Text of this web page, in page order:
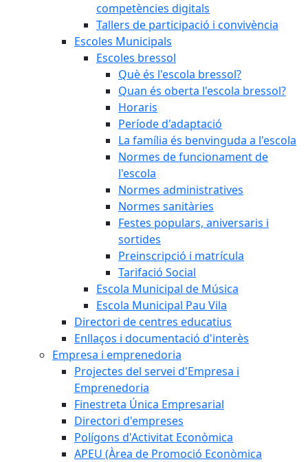
competències digitals
Tallers de participació i convivència
Escoles Municipals
Escoles bressol
Què és l'escola bressol?
Quan és oberta l'escola bressol?
Horaris
Període d'adaptació
La família és benvinguda a l'escola
Normes de funcionament de
l'escola
Normes administratives
Normes sanitàries
Festes populars, aniversaris i
sortides
Preinscripció i matrícula
Tarifació Social
Escola Municipal de Música
Escola Municipal Pau Vila
Directori de centres educatius
Enllaços i documentació d'interès
Empresa i emprenedoria
Projectes del servei d'Empresa i
Emprenedoria
Finestreta Única Empresarial
Directori d'empreses
Polígons d'Activitat Econòmica
APEU (Àrea de Promoció Econòmica